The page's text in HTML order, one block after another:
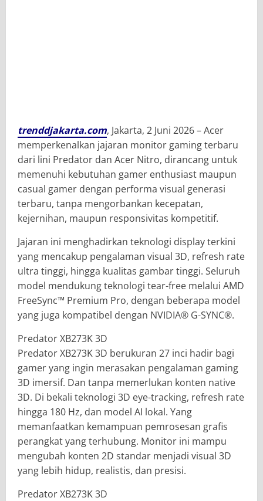
trenddjakarta.com, Jakarta, 2 Juni 2026 – Acer
memperkenalkan jajaran monitor gaming terbaru
dari lini Predator dan Acer Nitro, dirancang untuk
memenuhi kebutuhan gamer enthusiast maupun
casual gamer dengan performa visual generasi
terbaru, tanpa mengorbankan kecepatan,
kejernihan, maupun responsivitas kompetitif.
Jajaran ini menghadirkan teknologi display terkini
yang mencakup pengalaman visual 3D, refresh rate
ultra tinggi, hingga kualitas gambar tinggi. Seluruh
model mendukung teknologi tear-free melalui AMD
FreeSync™ Premium Pro, dengan beberapa model
yang juga kompatibel dengan NVIDIA® G-SYNC®.
Predator XB273K 3D
Predator XB273K 3D berukuran 27 inci hadir bagi
gamer yang ingin merasakan pengalaman gaming
3D imersif. Dan tanpa memerlukan konten native
3D. Di bekali teknologi 3D eye-tracking, refresh rate
hingga 180 Hz, dan model AI lokal. Yang
memanfaatkan kemampuan pemrosesan grafis
perangkat yang terhubung. Monitor ini mampu
mengubah konten 2D standar menjadi visual 3D
yang lebih hidup, realistis, dan presisi.
Predator XB273K 3D